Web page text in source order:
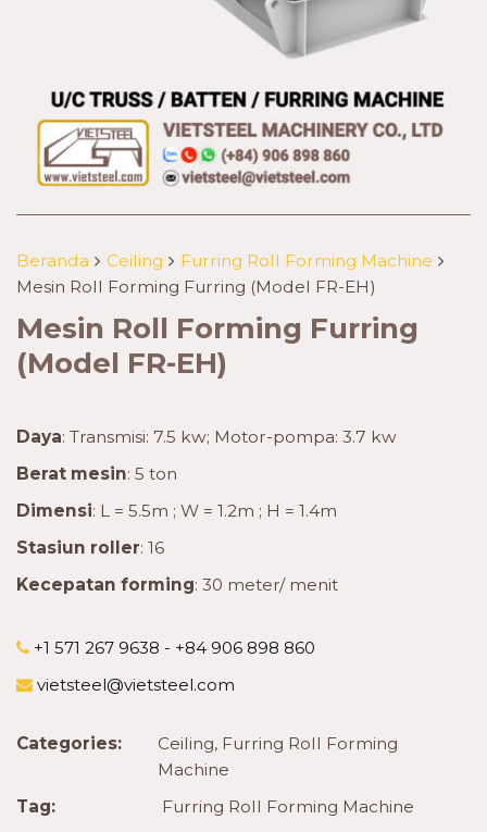
Beranda Ceiling
Furring Roll Forming Machine
Mesin Roll Forming Furring (Model FR-EH)
Mesin Roll Forming Furring
(Model FR-EH)
Daya: Transmisi: 7.5 kw; Motor-pompa: 3.7 kw
Berat mesin: 5 ton
Dimensi: L = 5.5m ; W = 1.2m ; H = 1.4m
Stasiun roller: 16
Kecepatan forming: 30 meter/ menit
+1 571 267 9638 - +84 906 898 860
vietsteel@vietsteel.com
Categories: Ceiling, Furring Roll Forming
Machine
Tag:
Furring Roll Forming Machine